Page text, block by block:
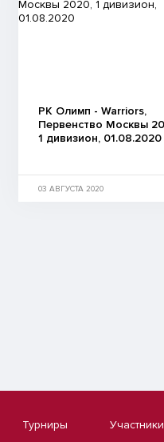
РК Олимп - Warriors,
Первенство Москвы
1 дивизион, 01.08.2020
03 АВГУСТА 2020
Турниры Участники